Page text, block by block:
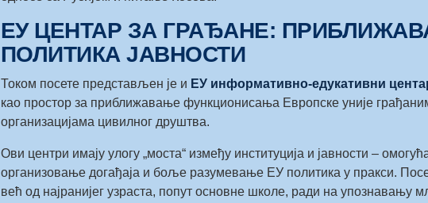
ЕУ ЦЕНТАР ЗА ГРАЂАНЕ:
ПОЛИТИКА ЈАВНОСТИ
Током посете представљен је и ЕУ информативно-едукативни
као простор за приближавање функционисања Европске уније
организацијама цивилног друштва.
Ови центри имају улогу „моста“ између институција и јавности –
организовање догађаја и боље разумевање ЕУ политика у пракси.
већ од најранијег узраста, попут основне школе, ради на упознавању